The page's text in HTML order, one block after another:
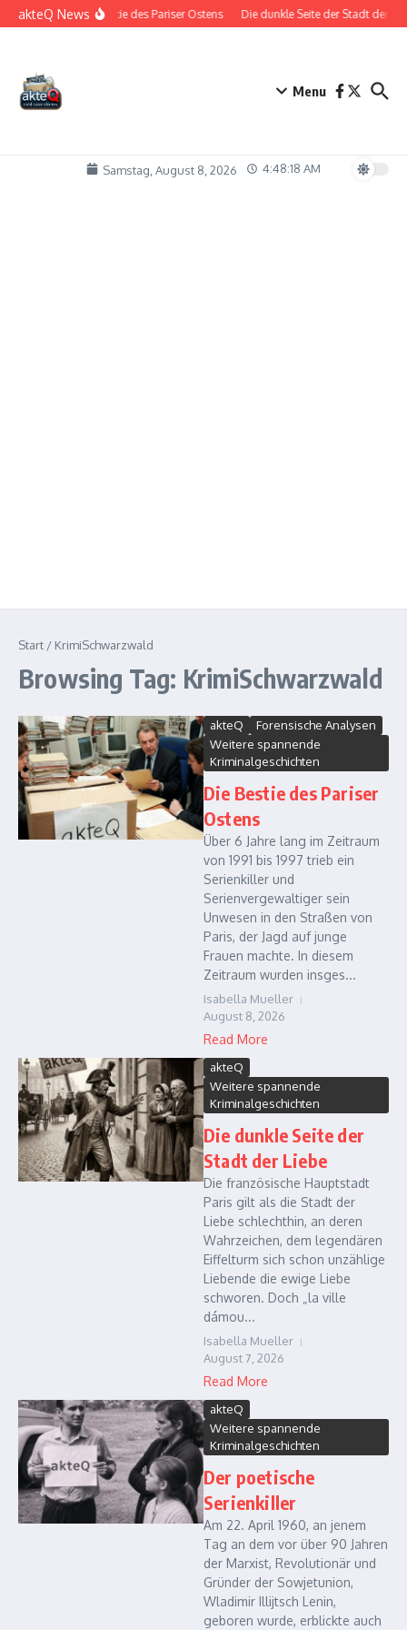
Zum Inhalt springen
akteQ NewsDie Bestie des Pariser Ostens Die dunkle Seite der Stadt der
Menu
Samstag, August 8, 2026 4:48:19 AM
Start / KrimiSchwarzwald
Browsing Tag: KrimiSchwarzwald
akteQ
Forensische Analysen
Weitere spannende
Kriminalgeschichten
Die Bestie des Pariser
Ostens
Über 6 Jahre lang im Zeitraum
von 1991 bis 1997 trieb ein
Serienkiller und
Serienvergewaltiger sein
Unwesen in den Straßen von
Paris, der Jagd auf junge
Frauen machte. In diesem
Zeitraum wurden insges...
Isabella Mueller
August 8, 2026
Read More
akteQ
Weitere spannende
Kriminalgeschichten
Die dunkle Seite der
Stadt der Liebe
Die französische Hauptstadt
Paris gilt als die Stadt der
Liebe schlechthin, an deren
Wahrzeichen, dem legendären
Eiffelturm sich schon unzählige
Liebende die ewige Liebe
schworen. Doch „la ville
dámou...
Isabella Mueller
August 7, 2026
Read More
akteQ
Weitere spannende
Kriminalgeschichten
Der poetische
Serienkiller
Am 22. April 1960, an jenem
Tag an dem vor über 90 Jahren
der Marxist, Revolutionär und
Gründer der Sowjetunion,
Wladimir Illijtsch Lenin,
geboren wurde, erblickte auch